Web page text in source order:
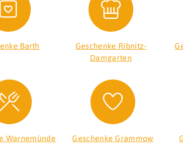
Barth
Geschenke Ribnitz-
Damgarten
Warnemünde Geschenke Grammow